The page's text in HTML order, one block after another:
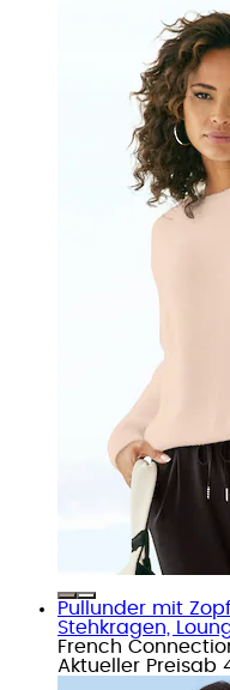
Pullunder mit
Stehkragen,
French
Aktueller Preisab